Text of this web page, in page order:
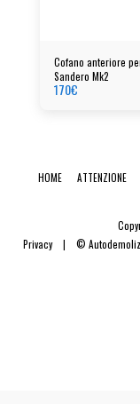
Cofano anteriore
Sandero Mk2
170€
Privacy| ©
HOME ATTENZIONE